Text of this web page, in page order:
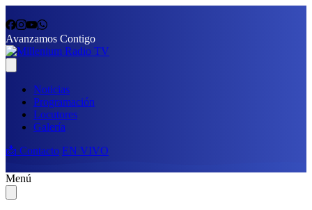
Avanzamos Contigo
Noticias
Programación
Locutores
Galería
📩 Contacto EN VIVO
Menú